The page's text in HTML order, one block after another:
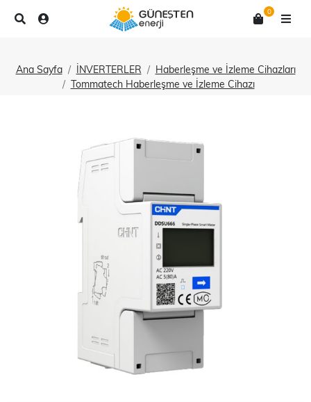
0
Ana Sayfa İNVERTERLER
Haberleşme ve İzleme Cihazları
Tommatech Haberleşme ve İzleme Cihazı